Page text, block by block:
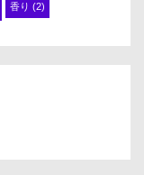
香り (2)